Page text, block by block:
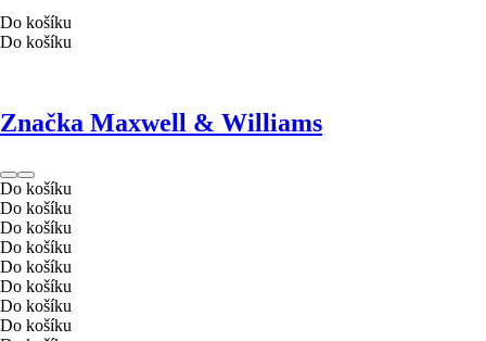
Do košíku
Do košíku
Značka Maxwell & Williams
Do košíku
Do košíku
Do košíku
Do košíku
Do košíku
Do košíku
Do košíku
Do košíku